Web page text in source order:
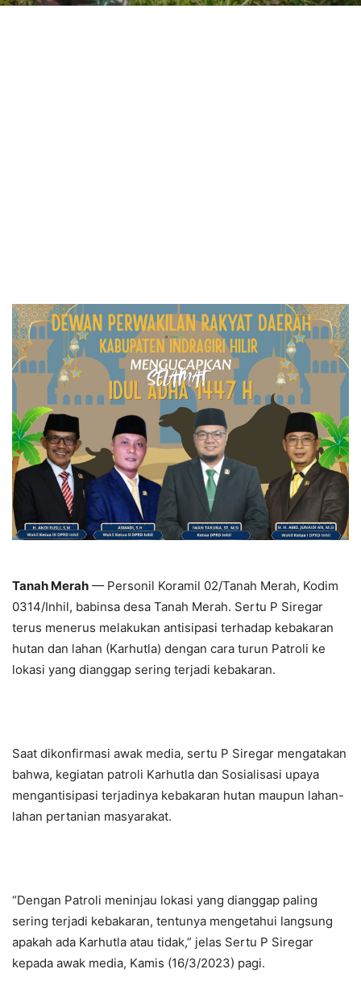
Tanah Merah — Personil Koramil 02/Tanah Merah, Kodim
0314/Inhil, babinsa desa Tanah Merah. Sertu P Siregar
terus menerus melakukan antisipasi terhadap kebakaran
hutan dan lahan (Karhutla) dengan cara turun Patroli ke
lokasi yang dianggap sering terjadi kebakaran.
Saat dikonfirmasi awak media, sertu P Siregar mengatakan
bahwa, kegiatan patroli Karhutla dan Sosialisasi upaya
mengantisipasi terjadinya kebakaran hutan maupun lahan-
lahan pertanian masyarakat.
“Dengan Patroli meninjau lokasi yang dianggap paling
sering terjadi kebakaran, tentunya mengetahui langsung
apakah ada Karhutla atau tidak,” jelas Sertu P Siregar
kepada awak media, Kamis (16/3/2023) pagi.